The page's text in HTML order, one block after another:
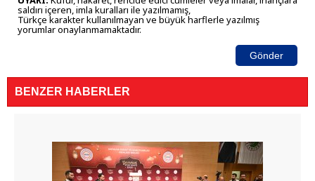
saldırı içeren, imla kuralları ile yazılmamış,
Türkçe karakter kullanılmayan ve büyük harflerle yazılmış
yorumlar onaylanmamaktadır.
Gönder
BENZER HABERLER